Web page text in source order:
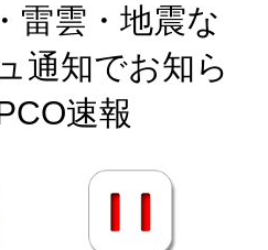
雷雲・地震な
通知でお知ら
速報